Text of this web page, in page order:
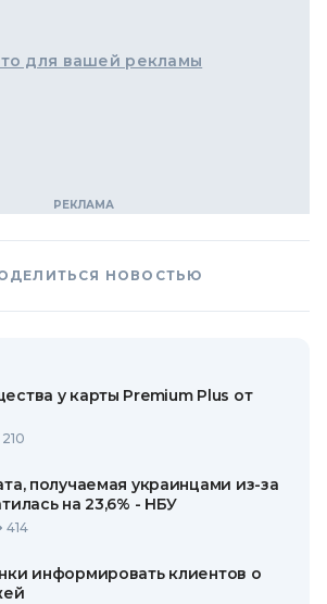
для вашей рекламы
НОВОСТЬЮ
у карты Premium Plus от
210
получаемая украинцами из-за
на 23,6% - НБУ
414
информировать клиентов о